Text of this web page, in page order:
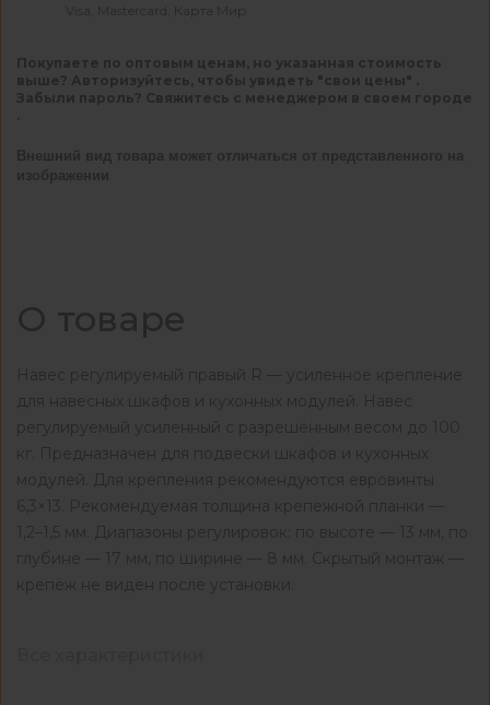
Visa, Mastercard, Карта Мир
Покупаете по оптовым ценам, но указанная стоимость
выше? Авторизуйтесь, чтобы увидеть "свои цены" .
Забыли пароль? Свяжитесь с менеджером в своем городе
Внешний вид товара может отличаться от представленного на
изображении
О товаре
Навес регулируемый правый R — усиленное крепление
для навесных шкафов и кухонных модулей. Навес
регулируемый усиленный с разрешённым весом до 100
кг. Предназначен для подвески шкафов и кухонных
модулей. Для крепления рекомендуются евровинты
6,3×13. Рекомендуемая толщина крепежной планки —
1,2–1,5 мм. Диапазоны регулировок: по высоте — 13 мм, по
глубине — 17 мм, по ширине — 8 мм. Скрытый монтаж —
крепёж не виден после установки.